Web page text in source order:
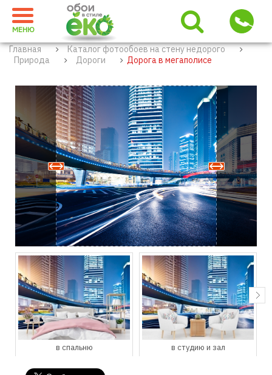
МЕНЮ
Главная
Каталог фотообоев на стену недорого
Природа
Дороги Дорога в мегаполисе
в студию и зал в кухню и столовую